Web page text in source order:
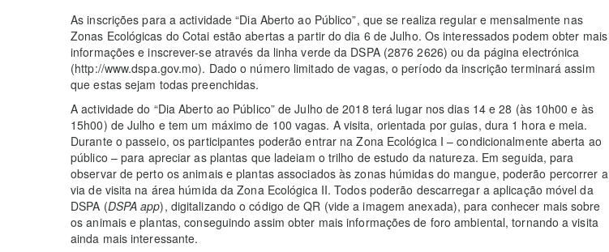
As inscrições para a actividade “Dia Aberto ao Público”, que se realiza regular e mensalmente nas
Zonas Ecológicas do Cotai estão abertas a partir do dia 6 de Julho. Os interessados podem obter mais
informações e inscrever-se através da linha verde da DSPA (2876 2626) ou da página electrónica
(http://www.dspa.gov.mo). Dado o número limitado de vagas, o período da inscrição terminará assim
que estas sejam todas preenchidas.
A actividade do “Dia Aberto ao Público” de Julho de 2018 terá lugar nos dias 14 e 28 (às 10h00 e às
15h00) de Julho e tem um máximo de 100 vagas. A visita, orientada por guias, dura 1 hora e meia.
Durante o passeio, os participantes poderão entrar na Zona Ecológica I – condicionalmente aberta ao
público – para apreciar as plantas que ladeiam o trilho de estudo da natureza. Em seguida, para
observar de perto os animais e plantas associados às zonas húmidas do mangue, poderão percorrer a
via de visita na área húmida da Zona Ecológica II. Todos poderão descarregar a aplicação móvel da
DSPA (DSPA app), digitalizando o código de QR (vide a imagem anexada), para conhecer mais sobre
os animais e plantas, conseguindo assim obter mais informações de foro ambiental, tornando a visita
ainda mais interessante.